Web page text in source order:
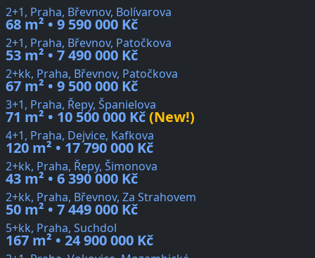
2+1, Praha, Břevnov, Bolívarova
68 m² • 9 590 000 Kč
2+1, Praha, Břevnov, Patočkova
53 m² • 7 490 000 Kč
2+kk, Praha, Břevnov, Patočkova
67 m² • 9 500 000 Kč
3+1, Praha, Řepy, Španielova
71 m² • 10 500 000 Kč(New!)
4+1, Praha, Dejvice, Kafkova
120 m² • 17 790 000 Kč
2+kk, Praha, Řepy, Šimonova
43 m² • 6 390 000 Kč
2+kk, Praha, Břevnov, Za Strahovem
50 m² • 7 449 000 Kč
5+kk, Praha, Suchdol
167 m² • 24 900 000 Kč